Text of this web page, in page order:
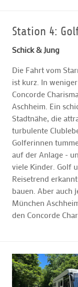
Station 4:
Schick & Jung
Die Fahrt vom
ist kurz. In
Concorde
Aschheim. Ein
Stadtnähe, die
turbulente
Golferinnen
auf der Anlage -
viele Kinder. Golf
Reisetrend
bauen. Aber auch
München
den Concorde